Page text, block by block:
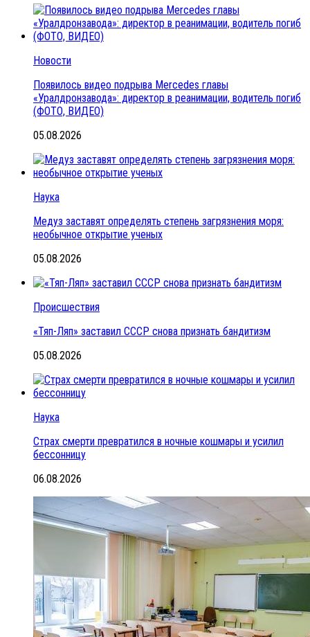
Новости
Появилось видео подрыва Mercedes главы
«Уралдронзавода»: директор в реанимации, водитель погиб
(ФОТО, ВИДЕО)
05.08.2026
Наука
Медуз заставят определять степень загрязнения моря:
необычное открытие ученых
05.08.2026
Происшествия
«Тяп-Ляп» заставил СССР снова признать бандитизм
05.08.2026
Наука
Страх смерти превратился в ночные кошмары и усилил
бессонницу
06.08.2026